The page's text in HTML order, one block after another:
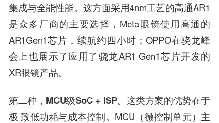
集成与全能性能。这方面采用4nm工艺的高通AR1
是众多厂商的主要选择，Meta眼镜使用高通的
AR1Gen1芯片，续航约四小时；OPPO在骁龙峰
会上也展示了应用了骁龙AR1 Gen1芯片开发的
XR眼镜产品。
第二种，MCU级SoC + ISP。这类方案的优势在于
极 致低功耗与成本控制。MCU（微控制单元）主